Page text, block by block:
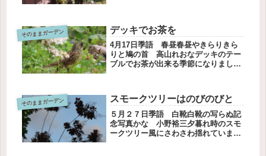
絡んだ葡萄の葉、照らされてオーナメ
ントのよう。川べりにあった実生の
楓...
そのままガーデン デッキでお茶を
4月17日季語 春昼春昼やきらりきら
りと鳩の首 高山れおなデッキのテー
ブルでお茶が出来る季節になりまし
季の入った巣箱には入居鳥はいませ
ん。雀とシジュウカラが見に来ていた
けれ...
そのままガーデン スモークツリーはのびのびと
５月２７日季語 白靴白靴の写らぬ記
念写真かな 小野裕三夕暮れ時のスモ
ークツリー風にさわさわ揺れています